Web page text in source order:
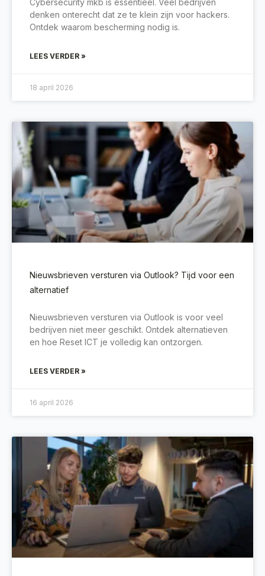
Cybersecurity mkb is essentieel. Veel bedrijven
denken onterecht dat ze te klein zijn voor hackers.
Ontdek waarom bescherming nodig is.
LEES VERDER »
18 april 2026
Nieuwsbrieven versturen via Outlook? Tijd voor een
alternatief
Nieuwsbrieven versturen via Outlook is voor veel
bedrijven niet meer geschikt. Ontdek alternatieven
en hoe Reset ICT je volledig kan ontzorgen.
LEES VERDER »
16 april 2026